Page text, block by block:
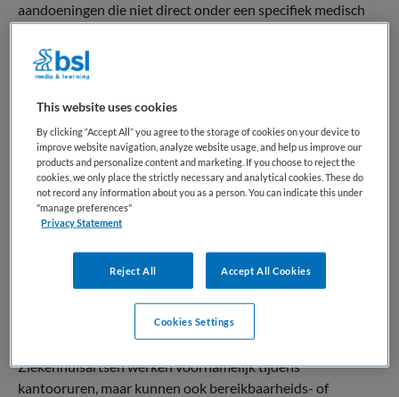
aandoeningen die niet direct onder een specifiek medisch
behandelplannen en zorgen voor continuïteit in de zorg.
Daarnaast monitoren ze het verloop van de behandeling en
richt zich op het optimaliseren van de kwaliteit, efficiëntie
en veiligheid van de zorg in het ziekenhuis.
Naast directe patiëntenzorg zijn ziekenhuisartsen vaak
betrokken bij organisatorische en beleidsmatige taken. Ze
werken aan verbeteringen in zorgprocessen,
Ook kunnen ze een rol spelen in wetenschappelijk
onderzoek en onderwijs.
Het beroep combineert brede medische kennis met
organisatorische vaardigheden en patiëntgerichtheid.
Ziekenhuisartsen werken voornamelijk tijdens
kantooruren, maar kunnen ook bereikbaarheids- of
This website uses cookies
By clicking “Accept All” you agree to the storage of cookies on your device to
improve website navigation, analyze website usage, and help us improve our
products and personalize content and marketing. If you choose to reject the
cookies, we only place the strictly necessary and analytical cookies. These do
not record any information about you as a person. You can indicate this under
"manage preferences"
Privacy Statement
Reject All Accept All Cookies
Cookies Settings